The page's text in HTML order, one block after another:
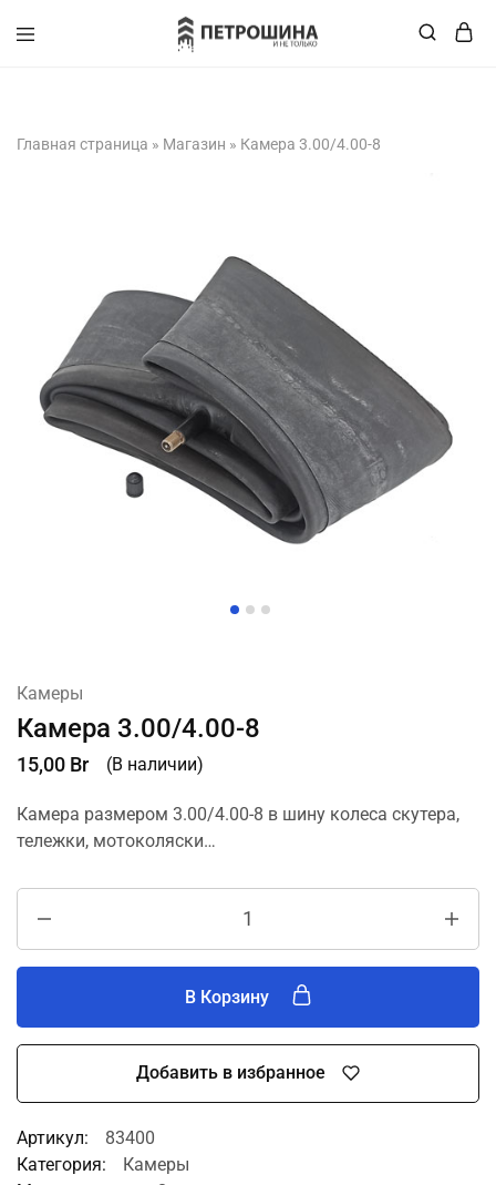
+375 (XX) XXX-XX-XX
Главная страница » Магазин » Камера 3.00/4.00-8
Камеры
Камера 3.00/4.00-8
15,00 Br (В наличии)
Камера размером 3.00/4.00-8 в шину колеса скутера,
тележки, мотоколяски…
В Корзину
Добавить в избранное
l
t
Артикул:
83400
Категория:
Камеры